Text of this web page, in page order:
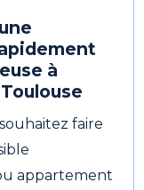
à
faire
appartement